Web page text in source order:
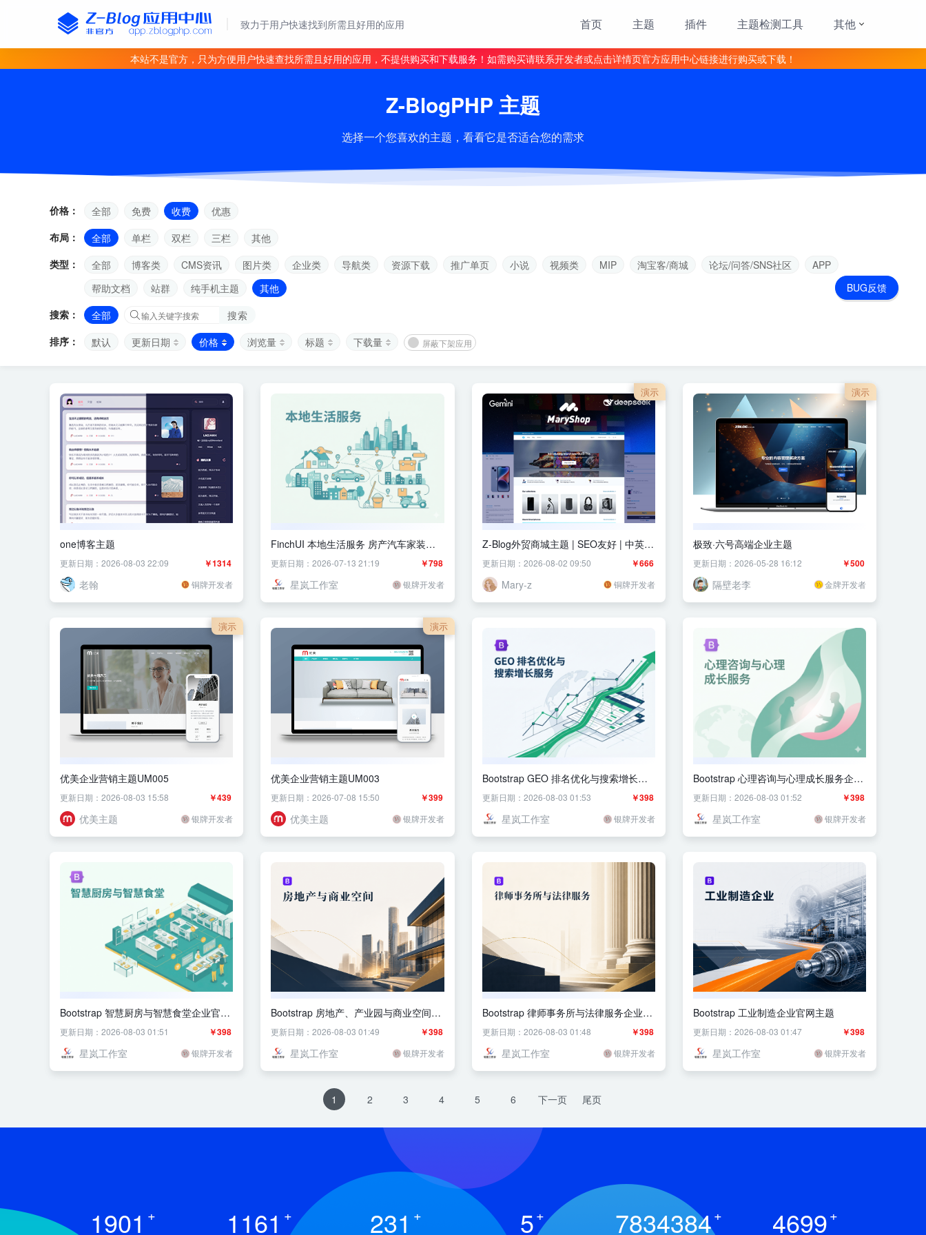
致力于用户快速找到所需且好用的应用 首页 主题 插件 主题检测工具 其他
本站不是官方，只为方便用户快速查找所需且好用的应用，不提供购买和下载服务！如需购买请联系开发者或点击详情页官方应用中心链接进行购买或下载！
Z-BlogPHP 主题
选择一个您喜欢的主题，看看它是否适合您的需求
价格： 全部 免费 收费
优惠
布局：
全部 单栏 双栏 三栏
其他
类型：
全部 博客类 CMS资讯 图片类 企业类 导航类 资源下载 推广单页 小说 视频类 MIP 淘宝客/商城 论坛/问答/SNS社区
APP
帮助文档
站群 纯手机主题
其他
搜索：
全部
搜索
排序：
默认 更新日期 价格 浏览量 标题 下载量 屏蔽下架应用
one博客主题
￥1314
更新日期：2026-08-03 22:09
老翰 铜牌开发者
FinchUI 本地生活服务 房产汽车家装保
洁跑腿分类信息网站 多地区筛选 多语言
关联
￥798
更新日期：2026-07-13 21:19
星岚工作室 银牌开发者
演示
Z-Blog外贸商城主题 | SEO友好 | 中英法
日韩德俄多语言支持
￥666
更新日期：2026-08-02 09:50
Mary-z 铜牌开发者
演示
极致·六号高端企业主题
￥500
更新日期：2026-05-28 16:12
隔壁老李 金牌开发者
演示
优美企业营销主题UM005
￥439
更新日期：2026-08-03 15:58
优美主题 银牌开发者
演示
优美企业营销主题UM003
￥399
更新日期：2026-07-08 15:50
优美主题 银牌开发者
Bootstrap GEO 排名优化与搜索增长服
务企业官网主题
￥398
更新日期：2026-08-03 01:53
星岚工作室 银牌开发者
Bootstrap 心理咨询与心理成长服务企业
官网主题
￥398
更新日期：2026-08-03 01:52
星岚工作室 银牌开发者
Bootstrap 智慧厨房与智慧食堂企业官网
主题
￥398
更新日期：2026-08-03 01:51
星岚工作室 银牌开发者
Bootstrap 房地产、产业园与商业空间企
业官网主题
￥398
更新日期：2026-08-03 01:49
星岚工作室 银牌开发者
Bootstrap 律师事务所与法律服务企业官
网主题
￥398
更新日期：2026-08-03 01:48
星岚工作室 银牌开发者
Bootstrap 工业制造企业官网主题
￥398
更新日期：2026-08-03 01:47
星岚工作室 银牌开发者
1 2 3 4 5 6 下一页 尾页
1901 + 1161 + 231 + 5+ 7834384+ 4699+
BUG反馈